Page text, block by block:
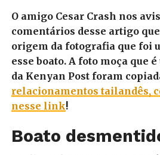
O amigo Cesar Crash nos
comentários desse artigo
origem da fotografia que foi
esse boato. A foto moça que
da Kenyan Post foram
relacionamentos tailandês,
nesse link!
Boato